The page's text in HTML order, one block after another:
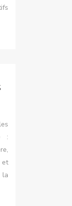
:
et
la